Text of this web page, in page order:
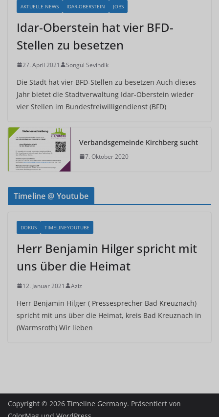
AKTUELLE NEWS IDAR-OBERSTEIN JOBS
Idar-Oberstein hat vier BFD-
Stellen zu besetzen
27. April 2021 Songül Sevindik
Die Stadt hat vier BFD-Stellen zu besetzen Auch dieses
Jahr bietet die Stadtverwaltung Idar-Oberstein wieder
vier Stellen im Bundesfreiwilligendienst (BFD)
Verbandsgemeinde Kirchberg sucht
7. Oktober 2020
Timeline @ Youtube
DOKUS TIMELINEYOUTUBE
Herr Benjamin Hilger spricht mit
uns über die Heimat
12. Januar 2021 Aziz
Herr Benjamin Hilger ( Pressesprecher Bad Kreuznach)
spricht mit uns über die Heimat, kreis Bad Kreuznach in
(Warmsroth) Wir lieben
Copyright © 2026 Timeline Germany. Präsentiert von